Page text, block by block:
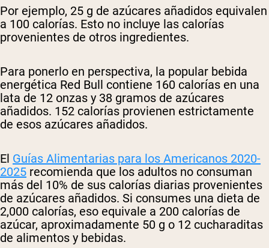
Por ejemplo, 25 g de azúcares añadidos equivalen
a 100 calorías. Esto no incluye las calorías
provenientes de otros ingredientes.
Para ponerlo en perspectiva, la popular bebida
energética Red Bull contiene 160 calorías en una
lata de 12 onzas y 38 gramos de azúcares
añadidos. 152 calorías provienen estrictamente
de esos azúcares añadidos.
El Guías Alimentarias para los Americanos 2020-
2025 recomienda que los adultos no consuman
más del 10% de sus calorías diarias provenientes
de azúcares añadidos. Si consumes una dieta de
2,000 calorías, eso equivale a 200 calorías de
azúcar, aproximadamente 50 g o 12 cucharaditas
de alimentos y bebidas.